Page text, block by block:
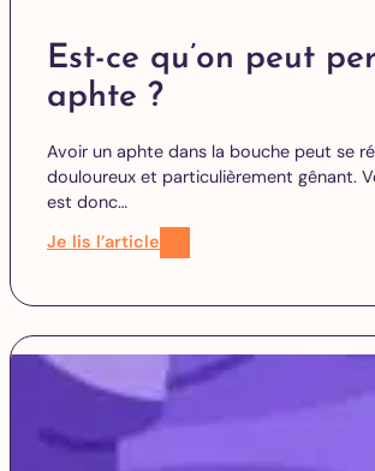
Est-ce qu’on peut
aphte ?
Avoir un aphte dans la bouche peut se
douloureux et particulièrement gênant.
est donc…
Je lis l’article